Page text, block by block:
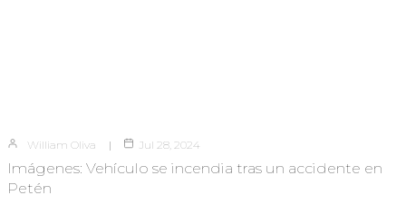
William Oliva Jul 28, 2024
Imágenes: Vehículo se incendia tras un accidente en
Petén